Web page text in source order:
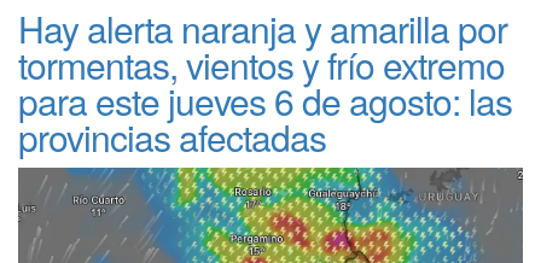
Hay alerta naranja y amarilla por
tormentas, vientos y frío extremo
para este jueves 6 de agosto: las
provincias afectadas